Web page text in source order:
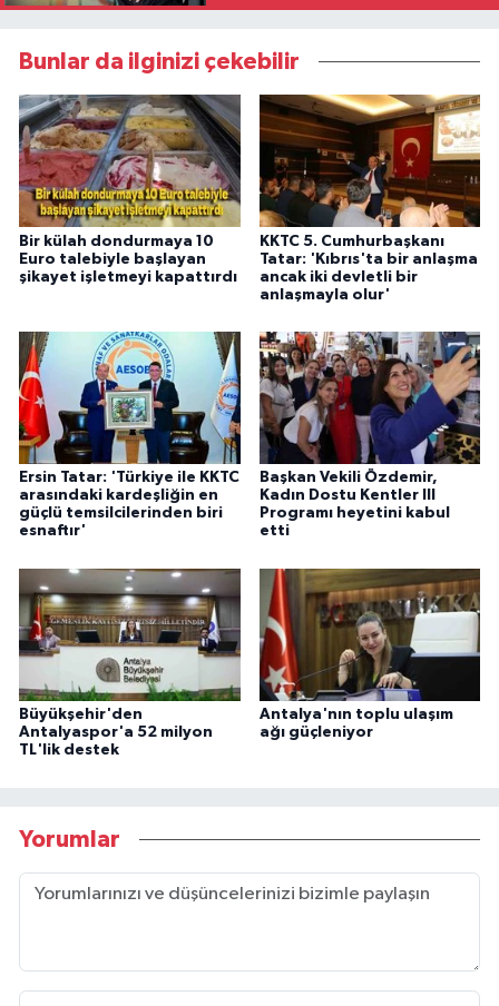
Bunlar da ilginizi çekebilir
Bir külah dondurmaya 10
Euro talebiyle başlayan
şikayet işletmeyi kapattırdı
KKTC 5. Cumhurbaşkanı
Tatar: 'Kıbrıs'ta bir anlaşma
ancak iki devletli bir
anlaşmayla olur'
Ersin Tatar: 'Türkiye ile KKTC
arasındaki kardeşliğin en
güçlü temsilcilerinden biri
esnaftır'
Başkan Vekili Özdemir,
Kadın Dostu Kentler III
Programı heyetini kabul
etti
Büyükşehir'den
Antalyaspor'a 52 milyon
TL'lik destek
Antalya'nın toplu ulaşım
ağı güçleniyor
Yorumlar